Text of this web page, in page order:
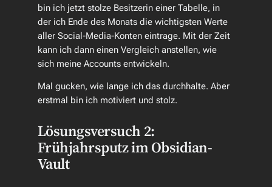
bin ich jetzt stolze Besitzerin einer Tabelle, in
der ich Ende des Monats die wichtigsten Werte
aller Social-Media-Konten eintrage. Mit der Zeit
kann ich dann einen Vergleich anstellen, wie
sich meine Accounts entwickeln.
Mal gucken, wie lange ich das durchhalte. Aber
erstmal bin ich motiviert und stolz.
Lösungsversuch 2:
Frühjahrsputz im Obsidian-
Vault